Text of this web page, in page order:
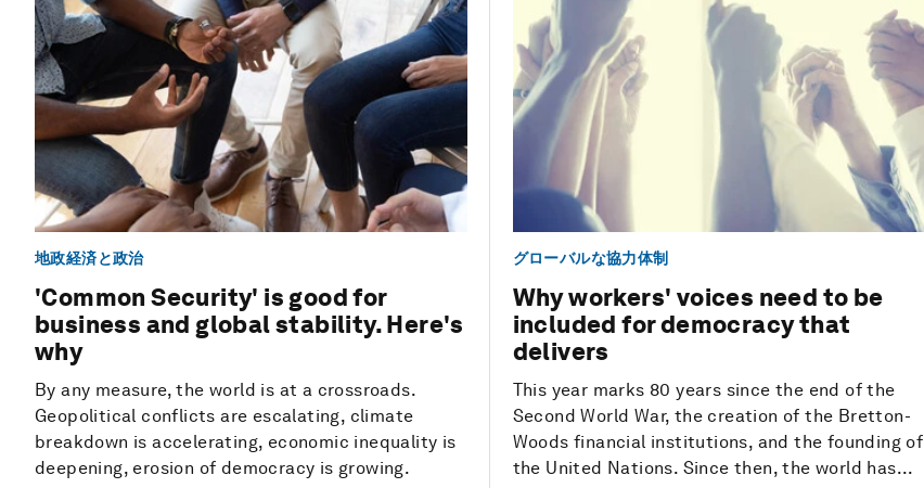
地政経済と政治
'Common Security' is good for
business and global stability. Here's
why
By any measure, the world is at a crossroads.
Geopolitical conflicts are escalating, climate
breakdown is accelerating, economic inequality is
deepening, erosion of democracy is growing.
グローバルな協力体制
Why workers' voices need to be
included for democracy that
delivers
This year marks 80 years since the end of the
Second World War, the creation of the Bretton-
Woods financial institutions, and the founding of
the United Nations. Since then, the world has...